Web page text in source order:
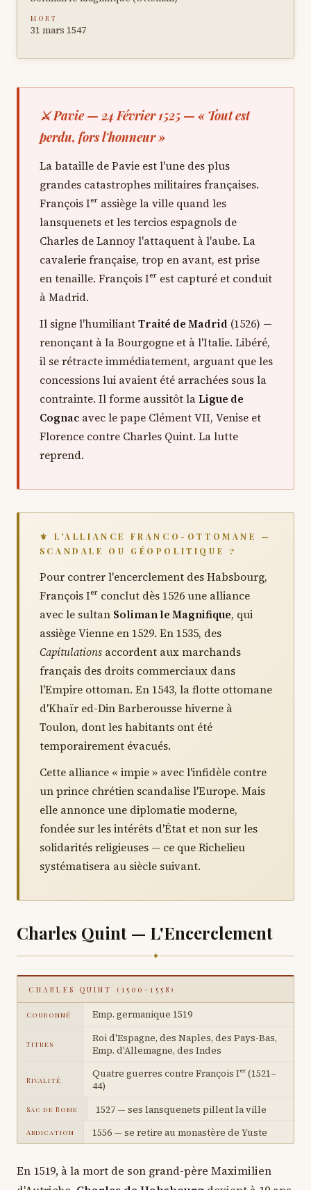
MORT
31 mars 1547
⚔ Pavie — 24 Février 1525 — « Tout est
perdu, fors l'honneur »
La bataille de Pavie est l'une des plus
grandes catastrophes militaires françaises.
François Iᵉʳ assiège la ville quand les
lansquenets et les tercios espagnols de
Charles de Lannoy l'attaquent à l'aube. La
cavalerie française, trop en avant, est prise
en tenaille. François Iᵉʳ est capturé et conduit
à Madrid.
Il signe l'humiliantTraité de Madrid (1526) —
renonçant à la Bourgogne et à l'Italie. Libéré,
il se rétracte immédiatement, arguant que les
concessions lui avaient été arrachées sous la
contrainte. Il forme aussitôt laLigue de
Cognacavec le pape Clément VII, Venise et
Florence contre Charles Quint. La lutte
reprend.
⚜ L'ALLIANCE FRANCO-OTTOMANE —
SCANDALE OU GÉOPOLITIQUE ?
Pour contrer l'encerclement des Habsbourg,
François Iᵉʳ conclut dès 1526 une alliance
avec le sultan Soliman le Magnifique, qui
assiège Vienne en 1529. En 1535, des
Capitulationsaccordent aux marchands
français des droits commerciaux dans
l'Empire ottoman. En 1543, la flotte ottomane
d'Khaïr ed-Din Barberousse hiverne à
Toulon, dont les habitants ont été
temporairement évacués.
Cette alliance « impie » avec l'infidèle contre
un prince chrétien scandalise l'Europe. Mais
elle annonce une diplomatie moderne,
fondée sur les intérêts d'État et non sur les
solidarités religieuses — ce que Richelieu
systématisera au siècle suivant.
Charles Quint — L'Encerclement
✦
CHARLES QUINT (1500–1558)
Couronné Emp. germanique 1519
Titres
Roi d'Espagne, des Naples, des Pays-Bas,
Emp. d'Allemagne, des Indes
Rivalité
Quatre guerres contre François Iᵉʳ (1521–
44)
Sac de Rome 1527 — ses lansquenets pillent la ville
Abdication 1556 — se retire au monastère de Yuste
En 1519, à la mort de son grand-père Maximilien